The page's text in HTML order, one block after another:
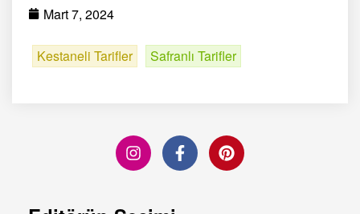
Mart 7, 2024
Kestaneli Tarifler Safranlı Tarifler